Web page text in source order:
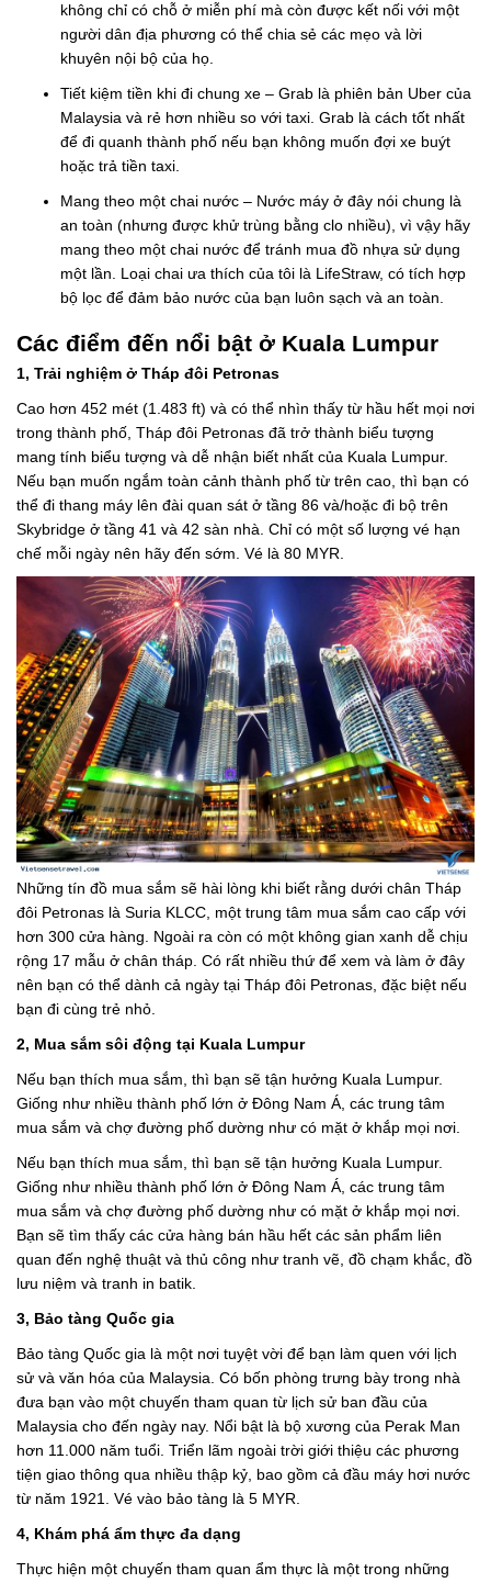
không chỉ có chỗ ở miễn phí mà còn được kết nối với một
người dân địa phương có thể chia sẻ các mẹo và lời
khuyên nội bộ của họ.
Tiết kiệm tiền khi đi chung xe – Grab là phiên bản Uber của
Malaysia và rẻ hơn nhiều so với taxi. Grab là cách tốt nhất
để đi quanh thành phố nếu bạn không muốn đợi xe buýt
hoặc trả tiền taxi.
Mang theo một chai nước – Nước máy ở đây nói chung là
an toàn (nhưng được khử trùng bằng clo nhiều), vì vậy hãy
mang theo một chai nước để tránh mua đồ nhựa sử dụng
một lần. Loại chai ưa thích của tôi là LifeStraw, có tích hợp
bộ lọc để đảm bảo nước của bạn luôn sạch và an toàn.
Các điểm đến nổi bật ở Kuala Lumpur
1, Trải nghiệm ở Tháp đôi Petronas
Cao hơn 452 mét (1.483 ft) và có thể nhìn thấy từ hầu hết mọi nơi
trong thành phố, Tháp đôi Petronas đã trở thành biểu tượng
mang tính biểu tượng và dễ nhận biết nhất của Kuala Lumpur.
Nếu bạn muốn ngắm toàn cảnh thành phố từ trên cao, thì bạn có
thể đi thang máy lên đài quan sát ở tầng 86 và/hoặc đi bộ trên
Skybridge ở tầng 41 và 42 sàn nhà. Chỉ có một số lượng vé hạn
chế mỗi ngày nên hãy đến sớm. Vé là 80 MYR.
Những tín đồ mua sắm sẽ hài lòng khi biết rằng dưới chân Tháp
đôi Petronas là Suria KLCC, một trung tâm mua sắm cao cấp với
hơn 300 cửa hàng. Ngoài ra còn có một không gian xanh dễ chịu
rộng 17 mẫu ở chân tháp. Có rất nhiều thứ để xem và làm ở đây
nên bạn có thể dành cả ngày tại Tháp đôi Petronas, đặc biệt nếu
bạn đi cùng trẻ nhỏ.
2, Mua sắm sôi động tại Kuala Lumpur
Nếu bạn thích mua sắm, thì bạn sẽ tận hưởng Kuala Lumpur.
Giống như nhiều thành phố lớn ở Đông Nam Á, các trung tâm
mua sắm và chợ đường phố dường như có mặt ở khắp mọi nơi.
Nếu bạn thích mua sắm, thì bạn sẽ tận hưởng Kuala Lumpur.
Giống như nhiều thành phố lớn ở Đông Nam Á, các trung tâm
mua sắm và chợ đường phố dường như có mặt ở khắp mọi nơi.
Bạn sẽ tìm thấy các cửa hàng bán hầu hết các sản phẩm liên
quan đến nghệ thuật và thủ công như tranh vẽ, đồ chạm khắc, đồ
lưu niệm và tranh in batik.
3, Bảo tàng Quốc gia
Bảo tàng Quốc gia là một nơi tuyệt vời để bạn làm quen với lịch
sử và văn hóa của Malaysia. Có bốn phòng trưng bày trong nhà
đưa bạn vào một chuyến tham quan từ lịch sử ban đầu của
Malaysia cho đến ngày nay. Nổi bật là bộ xương của Perak Man
hơn 11.000 năm tuổi. Triển lãm ngoài trời giới thiệu các phương
tiện giao thông qua nhiều thập kỷ, bao gồm cả đầu máy hơi nước
từ năm 1921. Vé vào bảo tàng là 5 MYR.
4, Khám phá ẩm thực đa dạng
Thực hiện một chuyến tham quan ẩm thực là một trong những